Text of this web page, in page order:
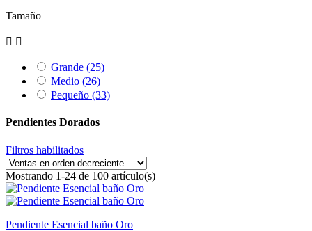
Tamaño
 
Grande (25)
Medio (26)
Pequeño (33)
Pendientes Dorados
Filtros habilitados
Mostrando 1-24 de 100 artículo(s)
Pendiente Esencial baño Oro